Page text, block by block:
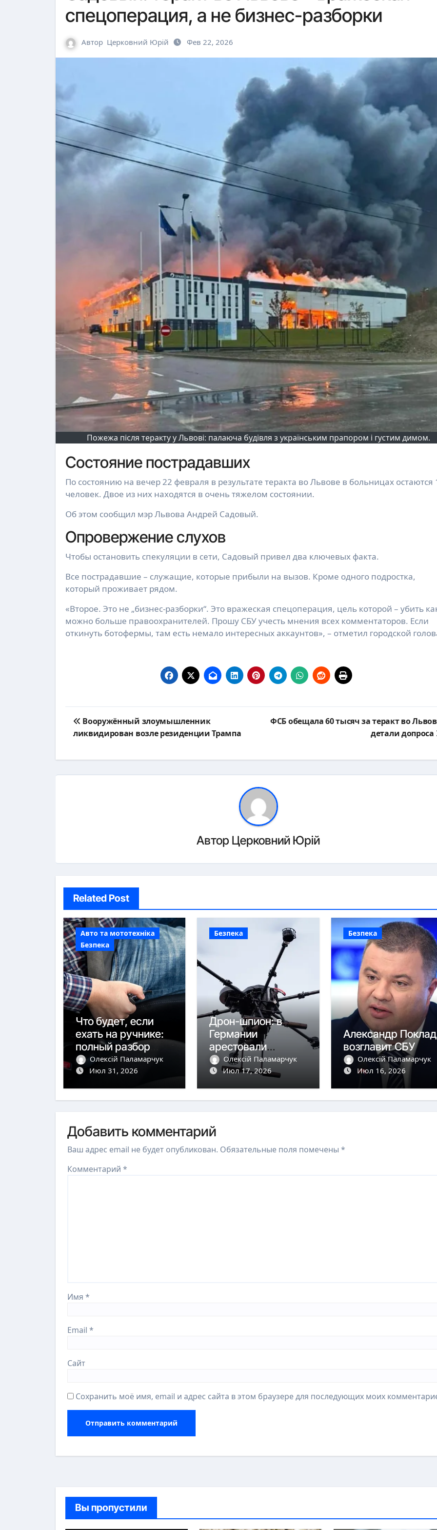
спецоперация, а не бизнес-разборки
Автор Церковний Юрій Фев 22, 2026
Пожежа після теракту у Львові: палаюча будівля з українським прапором і густим димом.
Состояние пострадавших
По состоянию на вечер 22 февраля в результате теракта во Львове в больницах остаются 12
человек. Двое из них находятся в очень тяжелом состоянии.
Об этом сообщил мэр Львова Андрей Садовый.
Опровержение слухов
Чтобы остановить спекуляции в сети, Садовый привел два ключевых факта.
Все пострадавшие – служащие, которые прибыли на вызов. Кроме одного подростка,
который проживает рядом.
«Второе. Это не „бизнес-разборки“. Это вражеская спецоперация, цель которой – убить
можно больше правоохранителей. Прошу СБУ учесть мнения всех комментаторов. Если
откинуть ботофермы, там есть немало интересных аккаунтов», – отметил городской
Навигация
по
Вооружённый злоумышленник
ликвидирован возле резиденции Трампа
ФСБ обещала 60 тысяч за теракт во
детали допроса
Автор Церковний Юрій
Related Post
Авто та мототехніка
Безпека
Что будет, если
ехать на ручнике:
полный разбор
последствий
Олексій Паламарчук
Июл 31, 2026
Безпека
Дрон-шпион: в
Германии
арестовали
молдаванина
Олексій Паламарчук
Июл 17, 2026
Безпека
Александр Поклад
возглавит СБУ
Олексій Паламарчук
Июл 16, 2026
Добавить комментарий
Ваш адрес email не будет опубликован. Обязательные поля помечены *
Комментарий *
Имя *
Email *
Сайт
Сохранить моё имя, email и адрес сайта в этом браузере для последующих моих
Вы пропустили